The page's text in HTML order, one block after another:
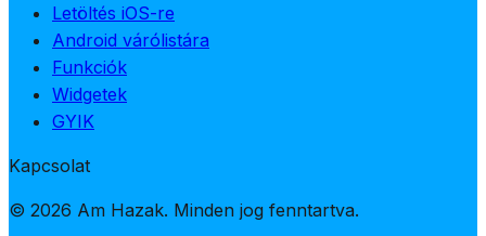
Letöltés iOS-re
Android várólistára
Funkciók
Widgetek
GYIK
Kapcsolat
© 2026 Am Hazak. Minden jog fenntartva.